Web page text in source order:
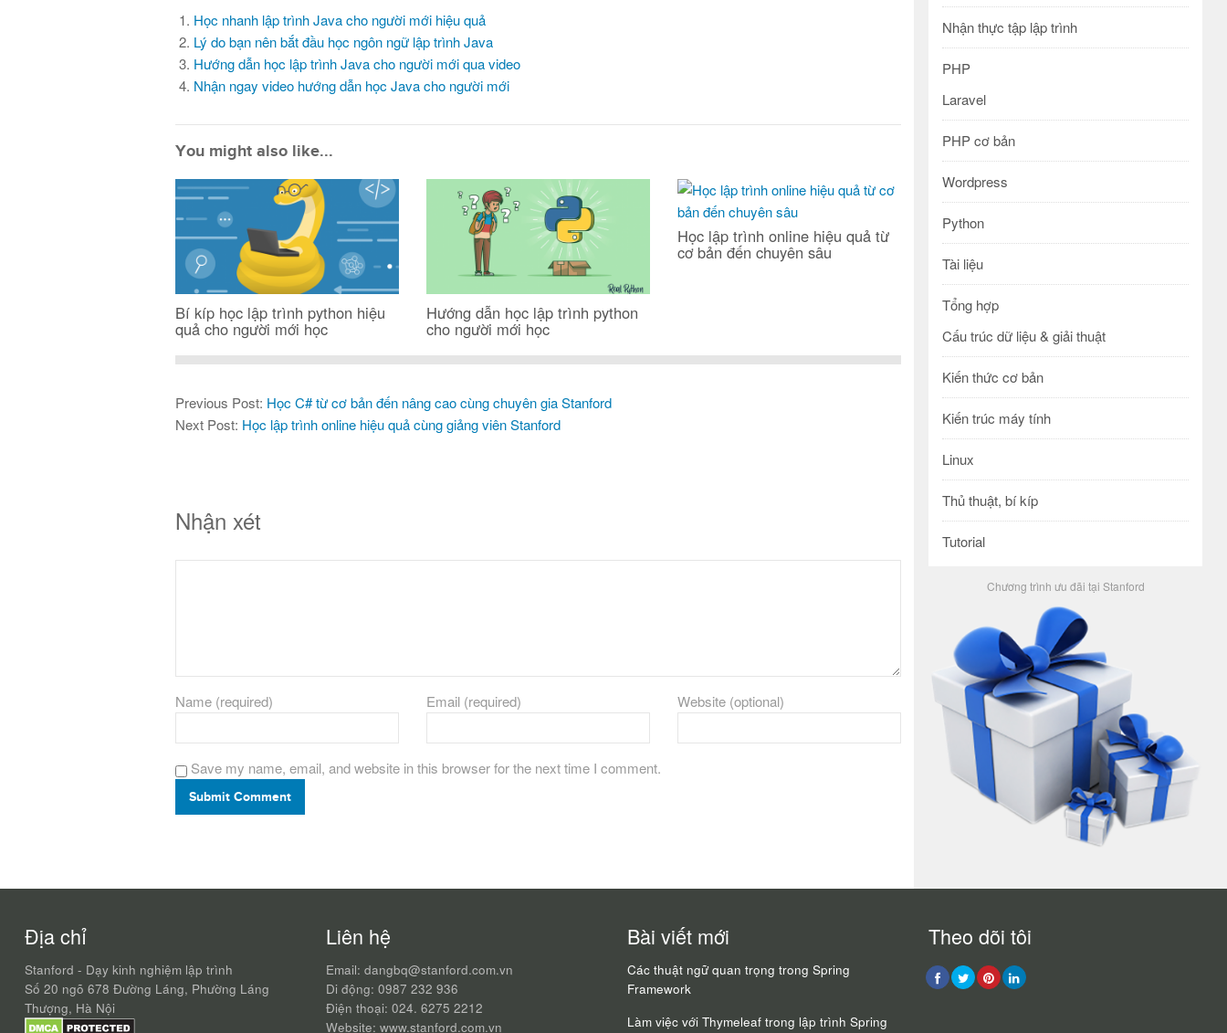
Học nhanh lập trình Java cho người mới hiệu quả
Lý do bạn nên bắt đầu học ngôn ngữ lập trình Java
Hướng dẫn học lập trình Java cho người mới qua video
Nhận ngay video hướng dẫn học Java cho người mới
You might also like...
Bí kíp học lập trình python hiệu
quả cho người mới học
Hướng dẫn học lập trình python
cho người mới học
Học lập trình online hiệu quả từ
cơ bản đến chuyên sâu
Previous Post: Học C# từ cơ bản đến nâng cao cùng chuyên gia Stanford
Next Post: Học lập trình online hiệu quả cùng giảng viên Stanford
Nhận xét
Name (required) Email (required) Website (optional)
Save my name, email, and website in this browser for the next time I comment.
Submit Comment
Nhận thực tập lập trình
PHP
Laravel
PHP cơ bản
Wordpress
Python
Tài liệu
Tổng hợp
Cấu trúc dữ liệu & giải thuật
Kiến thức cơ bản
Kiến trúc máy tính
Linux
Thủ thuật, bí kíp
Tutorial
Chương trình ưu đãi tại Stanford
Địa chỉ
Stanford - Dạy kinh nghiệm lập trình
Số 20 ngõ 678 Đường Láng, Phường Láng
Thượng, Hà Nội
Liên hệ
Email: dangbq@stanford.com.vn
Di động: 0987 232 936
Điện thoại: 024. 6275 2212
Website: www.stanford.com.vn
Bài viết mới
Các thuật ngữ quan trọng trong Spring
Framework
Làm việc với Thymeleaf trong lập trình Spring
Theo dõi tôi